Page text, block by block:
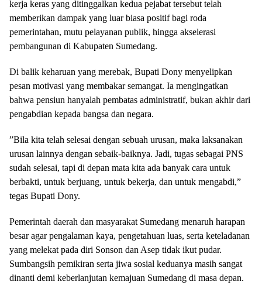
kerja keras yang ditinggalkan kedua pejabat tersebut telah
memberikan dampak yang luar biasa positif bagi roda
pemerintahan, mutu pelayanan publik, hingga akselerasi
pembangunan di Kabupaten Sumedang.
​Di balik keharuan yang merebak, Bupati Dony menyelipkan
pesan motivasi yang membakar semangat. Ia mengingatkan
bahwa pensiun hanyalah pembatas administratif, bukan akhir dari
pengabdian kepada bangsa dan negara.
​”Bila kita telah selesai dengan sebuah urusan, maka laksanakan
urusan lainnya dengan sebaik-baiknya. Jadi, tugas sebagai PNS
sudah selesai, tapi di depan mata kita ada banyak cara untuk
berbakti, untuk berjuang, untuk bekerja, dan untuk mengabdi,”
tegas Bupati Dony.
​Pemerintah daerah dan masyarakat Sumedang menaruh harapan
besar agar pengalaman kaya, pengetahuan luas, serta keteladanan
yang melekat pada diri Sonson dan Asep tidak ikut pudar.
Sumbangsih pemikiran serta jiwa sosial keduanya masih sangat
dinanti demi keberlanjutan kemajuan Sumedang di masa depan.